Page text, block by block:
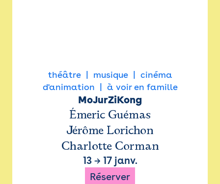
théâtre musique
cinéma
d'animation
à voir en famille
MoJurZiKong
Émeric Guémas
Jérôme Lorichon
Charlotte Corman
13→ 17 janv.
Réserver